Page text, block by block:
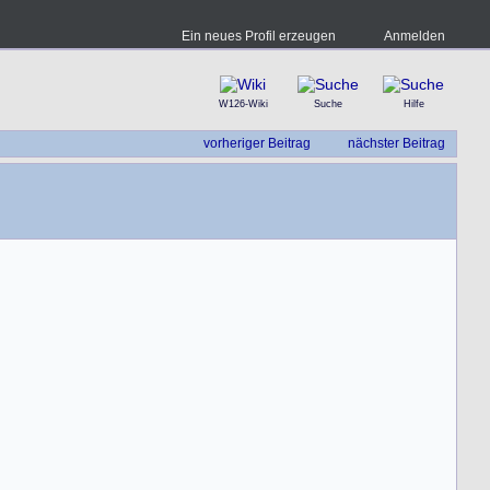
Ein neues Profil erzeugen Anmelden
W126-Wiki Suche Hilfe
vorheriger Beitrag nächster Beitrag